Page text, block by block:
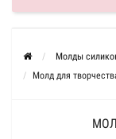
Молды
Молд для